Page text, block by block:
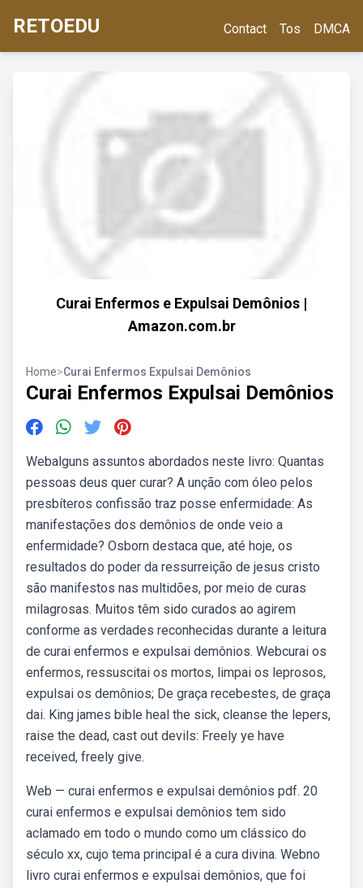
RETOEDU Contact Tos DMCA
Curai Enfermos e Expulsai Demônios |
Amazon.com.br
Home>Curai Enfermos Expulsai Demônios
Curai Enfermos Expulsai Demônios
Webalguns assuntos abordados neste livro: Quantas
pessoas deus quer curar? A unção com óleo pelos
presbíteros confissão traz posse enfermidade: As
manifestações dos demônios de onde veio a
enfermidade? Osborn destaca que, até hoje, os
resultados do poder da ressurreição de jesus cristo
são manifestos nas multidões, por meio de curas
milagrosas. Muitos têm sido curados ao agirem
conforme as verdades reconhecidas durante a leitura
de curai enfermos e expulsai demônios. Webcurai os
enfermos, ressuscitai os mortos, limpai os leprosos,
expulsai os demônios; De graça recebestes, de graça
dai. King james bible heal the sick, cleanse the lepers,
raise the dead, cast out devils: Freely ye have
received, freely give.
Web — curai enfermos e expulsai demônios pdf. 20
curai enfermos e expulsai demônios tem sido
aclamado em todo o mundo como um clássico do
século xx, cujo tema principal é a cura divina. Webno
livro curai enfermos e expulsai demônios, que foi